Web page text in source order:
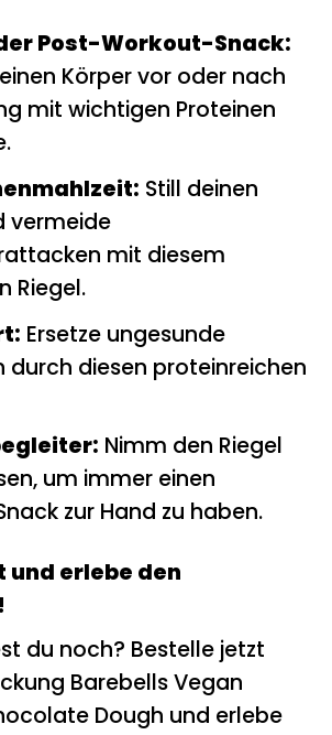
Post-Workout-Snack:
Körper vor oder nach
mit wichtigen Proteinen
Still deinen
vermeide
mit diesem
Riegel.
Ersetze ungesunde
durch diesen proteinreichen
Nimm den Riegel
um immer einen
zur Hand zu haben.
und erlebe den
du noch? Bestelle jetzt
Barebells Vegan
Dough und erlebe